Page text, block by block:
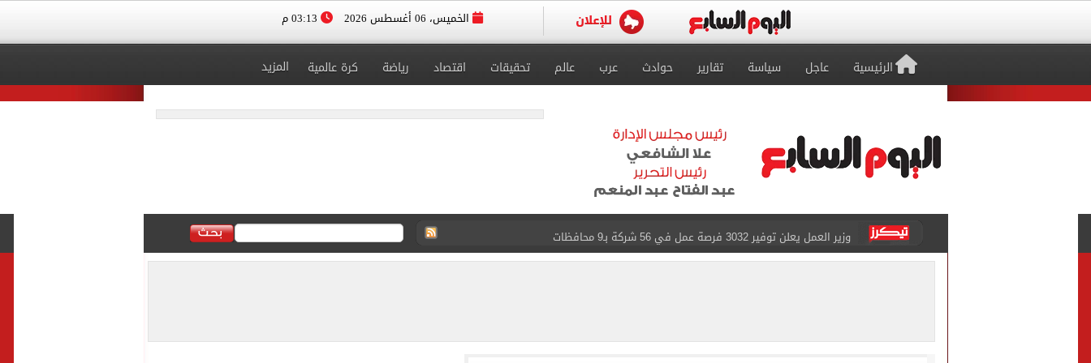
الخميس، 06 أغسطس 2026
الرئيسية عاجل سياسة تقارير حوادث عرب عالم تحقيقات اقتصاد رياضة كرة عالمية المزيد
وزير العمل يعلن توفير 3032 فرصة عمل في 56 شركة بـ9 محافظات
مجلس الوزراء يوافق على 12 قرار خلال اجتماعه الأسبوعي.. تعرف عليهم
الجيش البريطاني يحقق في اعتداءات جنسية بـ«كلية تدريب».. BBC تكشف التفاصيل